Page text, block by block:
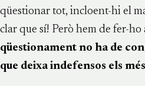
qüestionar tot, incloent-hi el
clar que sí! Però hem de fer-
qüestionament no ha de
que deixa indefensos els